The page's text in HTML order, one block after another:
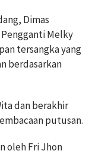
Dimas
Melky
tersangka yang
berdasarkan
dan berakhir
putusan.
oleh Fri Jhon